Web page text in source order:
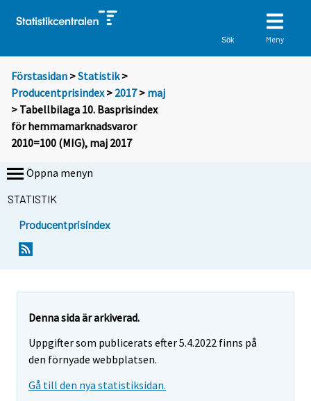
Sök Meny
Förstasidan >Statistik >
Producentprisindex> 2017> maj
> Tabellbilaga 10. Basprisindex
för hemmamarknadsvaror
2010=100 (MIG), maj 2017
Öppna menyn
STATISTIK
Producentprisindex
Denna sida är arkiverad.
Uppgifter som publicerats efter 5.4.2022 finns på
den förnyade webbplatsen.
Gå till den nya statistiksidan.